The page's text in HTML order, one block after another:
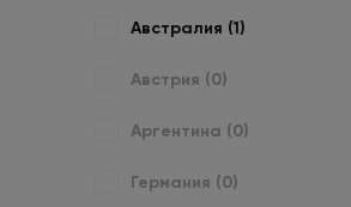
Австралия (1)
Австрия (0)
Аргентина (0)
Германия (0)